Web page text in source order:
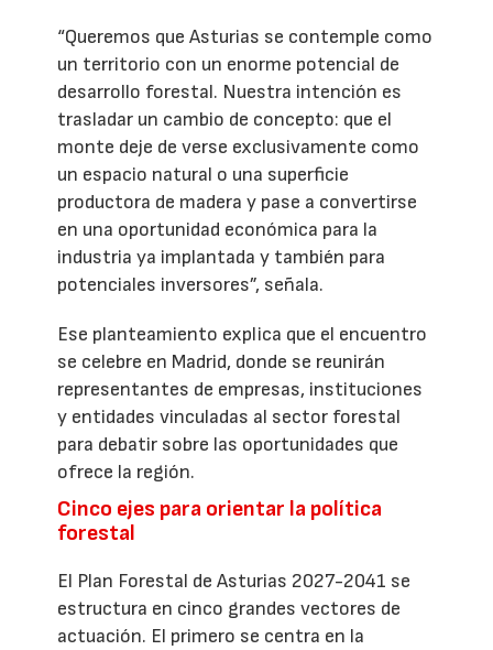
“Queremos que Asturias se contemple como
un territorio con un enorme potencial de
desarrollo forestal. Nuestra intención es
trasladar un cambio de concepto: que el
monte deje de verse exclusivamente como
un espacio natural o una superficie
productora de madera y pase a convertirse
en una oportunidad económica para la
industria ya implantada y también para
potenciales inversores”, señala.
Ese planteamiento explica que el encuentro
se celebre en Madrid, donde se reunirán
representantes de empresas, instituciones
y entidades vinculadas al sector forestal
para debatir sobre las oportunidades que
ofrece la región.
Cinco ejes para orientar la política
forestal
El Plan Forestal de Asturias 2027-2041 se
estructura en cinco grandes vectores de
actuación. El primero se centra en la